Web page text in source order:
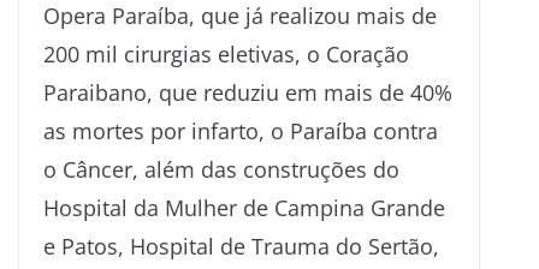
Opera Paraíba, que já realizou mais de
200 mil cirurgias eletivas, o Coração
Paraibano, que reduziu em mais de 40%
as mortes por infarto, o Paraíba contra
o Câncer, além das construções do
Hospital da Mulher de Campina Grande
e Patos, Hospital de Trauma do Sertão,